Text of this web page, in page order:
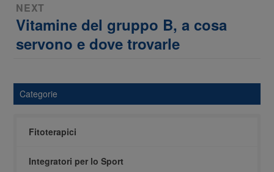
NEXT
Next
Vitamine del gruppo B, a cosa
servono e dove trovarle
Categorie
Fitoterapici
Integratori per lo Sport